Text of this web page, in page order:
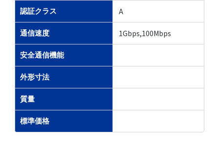
認証クラス A
通信速度 1Gbps,100Mbps
安全通信機能
外形寸法
質量
標準価格